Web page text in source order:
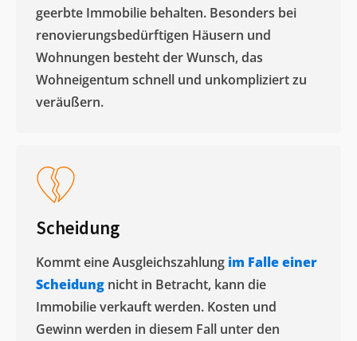
geerbte Immobilie behalten. Besonders bei
renovierungsbedürftigen Häusern und
Wohnungen besteht der Wunsch, das
Wohneigentum schnell und unkompliziert zu
veräußern. ​
Scheidung
Kommt eine Ausgleichszahlung im Falle einer
Scheidung nicht in Betracht, kann die
Immobilie verkauft werden. Kosten und
Gewinn werden in diesem Fall unter den